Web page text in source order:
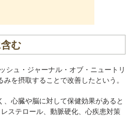
む
シュ・ジャーナル・オブ・ニュートリ
を摂取することで改善したという。
心臓や脳に対して保健効果があると
ステロール、動脈硬化、心疾患対策